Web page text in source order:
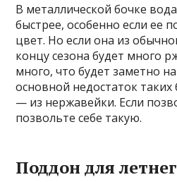
В металлической бочке
быстрее, особенно если ее
цвет. Но если она из
концу сезона будет много
много, что будет заметно
основной недостаток
— из нержавейки. Если
позвольте себе такую.
Поддон для